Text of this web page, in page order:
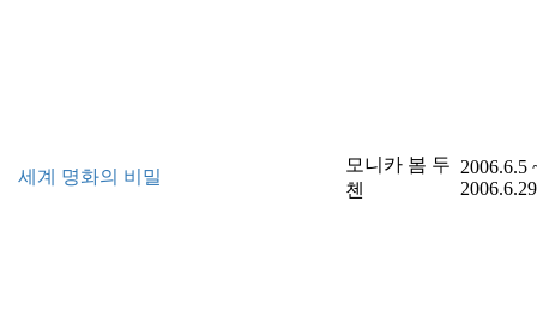
세계 명화의 비밀
모니카 봄 두
첸
2006.6.5
2006.6.29